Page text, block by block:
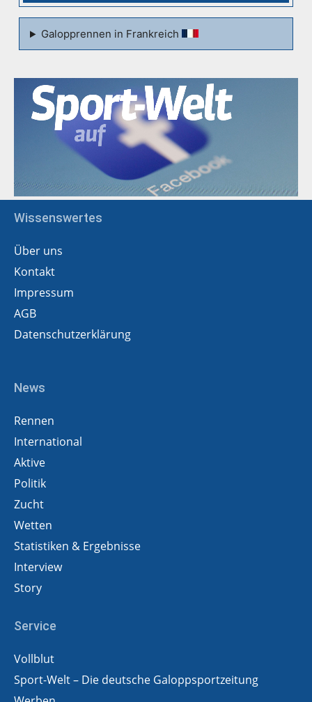
Galopprennen in Frankreich
Wissenswertes
Über uns
Kontakt
Impressum
AGB
Datenschutzerklärung
News
Rennen
International
Aktive
Politik
Zucht
Wetten
Statistiken & Ergebnisse
Interview
Story
Service
Vollblut
Sport-Welt – Die deutsche Galoppsportzeitung